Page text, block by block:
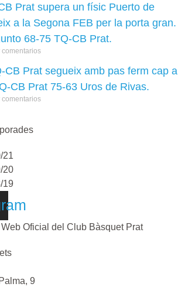
Prat supera un físic Puerto de
a la Segona FEB per la porta gran.
68-75 TQ-CB Prat.
comentarios
CB Prat segueix amb pas ferm cap a
CB Prat 75-63 Uros de Rivas.
comentarios
21
20
19
9